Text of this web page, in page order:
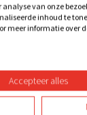
winnende team
ook in het
aan.
van onze
inhoud te
meer informatie over
Accepteer alles